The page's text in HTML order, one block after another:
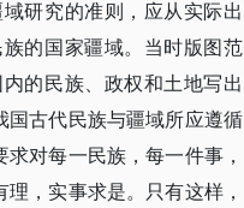
研究的准则，应从实际出
的国家疆域。当时版图范
的民族、政权和土地写出
古代民族与疆域所应遵循
对每一民族，每一件事，
，实事求是。只有这样，